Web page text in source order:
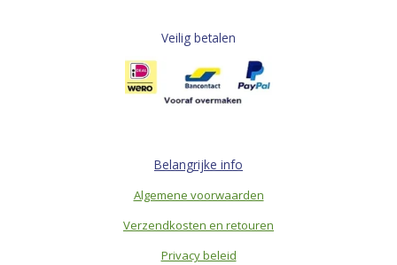
Veilig betalen
Belangrijke info
Algemene voorwaarden
Verzendkosten en retouren
Privacy beleid